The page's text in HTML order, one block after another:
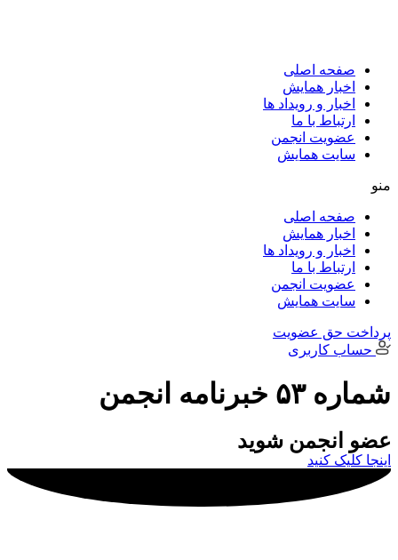
صفحه اصلی
اخبار همایش
اخبار و رویداد ها
ارتباط با ما
عضویت انجمن
سایت همایش
منو
صفحه اصلی
اخبار همایش
اخبار و رویداد ها
ارتباط با ما
عضویت انجمن
سایت همایش
پرداخت حق عضویت
حساب کاربری
شماره ۵۳ خبرنامه انجمن
عضو انجمن شوید
اینجا کلیک کنید